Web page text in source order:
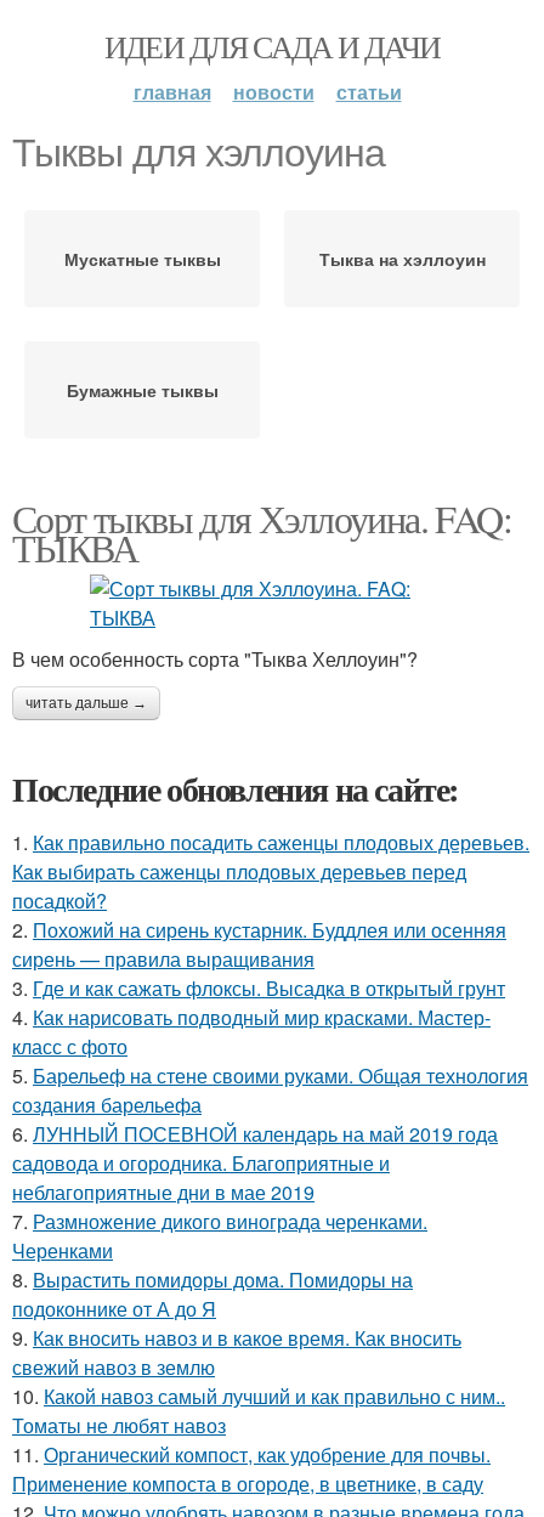
ИДЕИ ДЛЯ САДА И ДАЧИ
главная новости статьи
Тыквы для хэллоуина
Мускатные тыквы Тыква на хэллоуин
Бумажные тыквы
Сорт тыквы для Хэллоуина. FAQ:
ТЫКВА
В чем особенность сорта "Тыква Хеллоуин"?
читать дальше →
Последние обновления на сайте:
1. Как правильно посадить саженцы плодовых деревьев.
Как выбирать саженцы плодовых деревьев перед
посадкой?
2. Похожий на сирень кустарник. Буддлея или осенняя
сирень — правила выращивания
3. Где и как сажать флоксы. Высадка в открытый грунт
4. Как нарисовать подводный мир красками. Мастер-
класс с фото
5. Барельеф на стене своими руками. Общая технология
создания барельефа
6. ЛУННЫЙ ПОСЕВНОЙ календарь на май 2019 года
садовода и огородника. Благоприятные и
неблагоприятные дни в мае 2019
7. Размножение дикого винограда черенками.
Черенками
8. Вырастить помидоры дома. Помидоры на
подоконнике от А до Я
9. Как вносить навоз и в какое время. Как вносить
свежий навоз в землю
10. Какой навоз самый лучший и как правильно с ним..
Томаты не любят навоз
11. Органический компост, как удобрение для почвы.
Применение компоста в огороде, в цветнике, в саду